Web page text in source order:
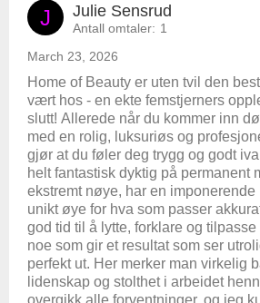
J Julie Sensrud
Antall omtaler: 1
March 23, 2026
Home of Beauty er uten tvil den
vært hos - en ekte femstjerners
slutt! Allerede når du kommer inn
med en rolig, luksuriøs og
gjør at du føler deg trygg og godt
helt fantastisk dyktig på permanent
ekstremt nøye, har en
unikt øye for hva som passer
god tid til å lytte, forklare og
noe som gir et resultat som ser
perfekt ut. Her merker man virkelig
lidenskap og stolthet i arbeidet
overgikk alle forventninger, og jeg